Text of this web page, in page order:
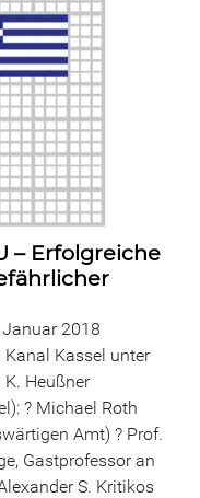
– Erfolgreiche
2018
Kassel unter
Heußner
? Michael Roth
Amt) ? Prof.
Gastprofessor an
S. Kritikos